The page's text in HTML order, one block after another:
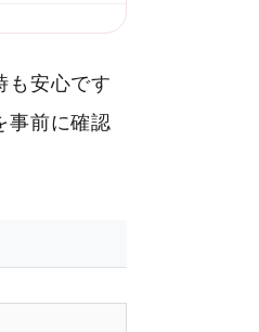
も安心です
事前に確認